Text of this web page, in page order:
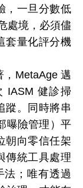
，一旦分數低
處境，必須儘
套量化評分機
MetaAge 邁
IASM 健診掃
蹤。同時將串
曝險管理）平
朝向零信任架
傳統工具處理
法；唯有透過